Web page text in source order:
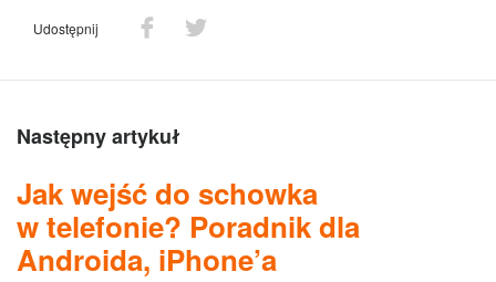
Udostępnij
Następny artykuł
Jak wejść do schowka
w telefonie? Poradnik dla
Androida, iPhone’a